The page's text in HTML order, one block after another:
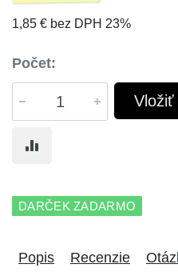
1,85 € bez DPH 23%
Počet:
Vložiť
DARČEK ZADARMO
Popis Recenzie